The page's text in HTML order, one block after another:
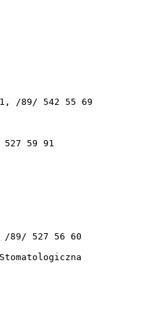
/89/ 542 55 69
59 91
527 56 60